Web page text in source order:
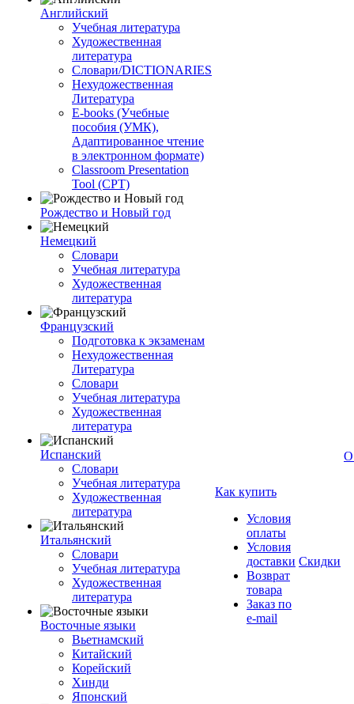
Английский
Учебная литература
Художественная
литература
Словари/DICTIONARIES
Нехудожественная
Литература
E-books (Учебные
пособия (УМК),
Адаптированное чтение
в электронном формате)
Classroom Presentation
Tool (CPT)
Рождество и Новый год
Немецкий
Словари
Учебная литература
Художественная
литература
Французский
Подготовка к экзаменам
Нехудожественная
Литература
Словари
Учебная литература
Художественная
литература
Испанский
Словари
Учебная литература
Художественная
литература
Итальянский
Словари
Учебная литература
Художественная
литература
Восточные языки
Вьетнамский
Китайский
Корейский
Хинди
Японский
Как купить
Условия
оплаты
Условия
доставки
Возврат
товара
Заказ по
e-mail
Скидки
О